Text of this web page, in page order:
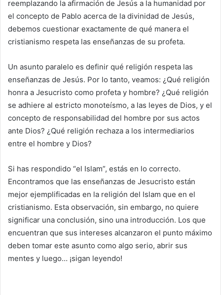
reemplazando la afirmación de Jesús a la humanidad por
el concepto de Pablo acerca de la divinidad de Jesús,
debemos cuestionar exactamente de qué manera el
cristianismo respeta las enseñanzas de su profeta.
Un asunto paralelo es definir qué religión respeta las
enseñanzas de Jesús. Por lo tanto, veamos: ¿Qué religión
honra a Jesucristo como profeta y hombre? ¿Qué religión
se adhiere al estricto monoteísmo, a las leyes de Dios, y el
concepto de responsabilidad del hombre por sus actos
ante Dios? ¿Qué religión rechaza a los intermediarios
entre el hombre y Dios?
Si has respondido “el Islam”, estás en lo correcto.
Encontramos que las enseñanzas de Jesucristo están
mejor ejemplificadas en la religión del Islam que en el
cristianismo. Esta observación, sin embargo, no quiere
significar una conclusión, sino una introducción. Los que
encuentran que sus intereses alcanzaron el punto máximo
deben tomar este asunto como algo serio, abrir sus
mentes y luego… ¡sigan leyendo!